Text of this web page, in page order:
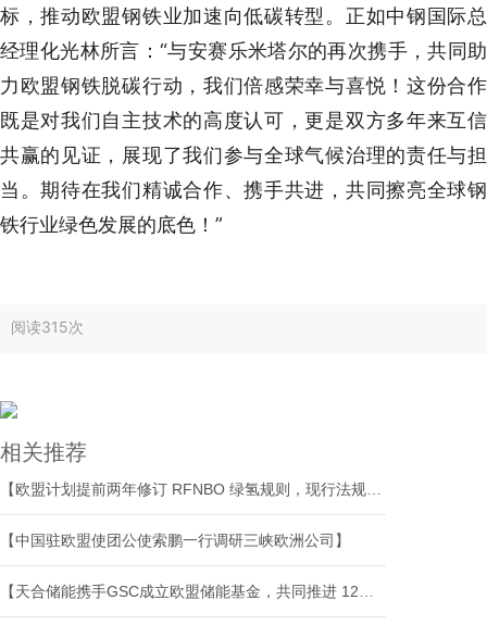
标，推动欧盟钢铁业加速向低碳转型。正如中钢国际总
经理化光林所言：“与安赛乐米塔尔的再次携手，共同助
力欧盟钢铁脱碳行动，我们倍感荣幸与喜悦！这份合作
既是对我们自主技术的高度认可，更是双方多年来互信
共赢的见证，展现了我们参与全球气候治理的责任与担
当。期待在我们精诚合作、携手共进，共同擦亮全球钢
铁行业绿色发展的底色！”
阅读315次
相关推荐
【中国驻欧盟使团公使索鹏一行调研三峡欧洲公司】